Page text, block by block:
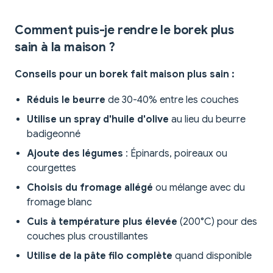
Comment puis-je rendre le borek plus
sain à la maison ?
Conseils pour un borek fait maison plus sain :
Réduis le beurre de 30-40% entre les couches
Utilise un spray d'huile d'olive au lieu du beurre
badigeonné
Ajoute des légumes : Épinards, poireaux ou
courgettes
Choisis du fromage allégé ou mélange avec du
fromage blanc
Cuis à température plus élevée (200°C) pour des
couches plus croustillantes
Utilise de la pâte filo complète quand disponible